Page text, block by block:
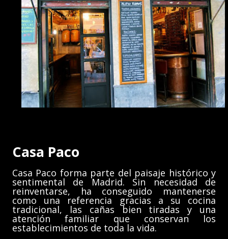
Casa Paco
Casa Paco forma parte del paisaje histórico y
sentimental de Madrid. Sin necesidad de
reinventarse, ha conseguido mantenerse
como una referencia gracias a su cocina
tradicional, las cañas bien tiradas y una
atención familiar que conservan los
establecimientos de toda la vida.